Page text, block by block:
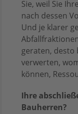
Sie, weil Sie
nach dessen
Und je klarer
geraten, desto
verwerten,
können,
Ihre
Bauherren?